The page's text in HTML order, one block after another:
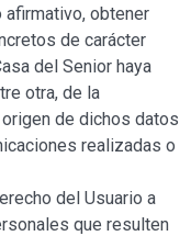
obtener
de carácter
del Senior haya
otra, de la
de dichos datos
realizadas o
del Usuario a
que resulten